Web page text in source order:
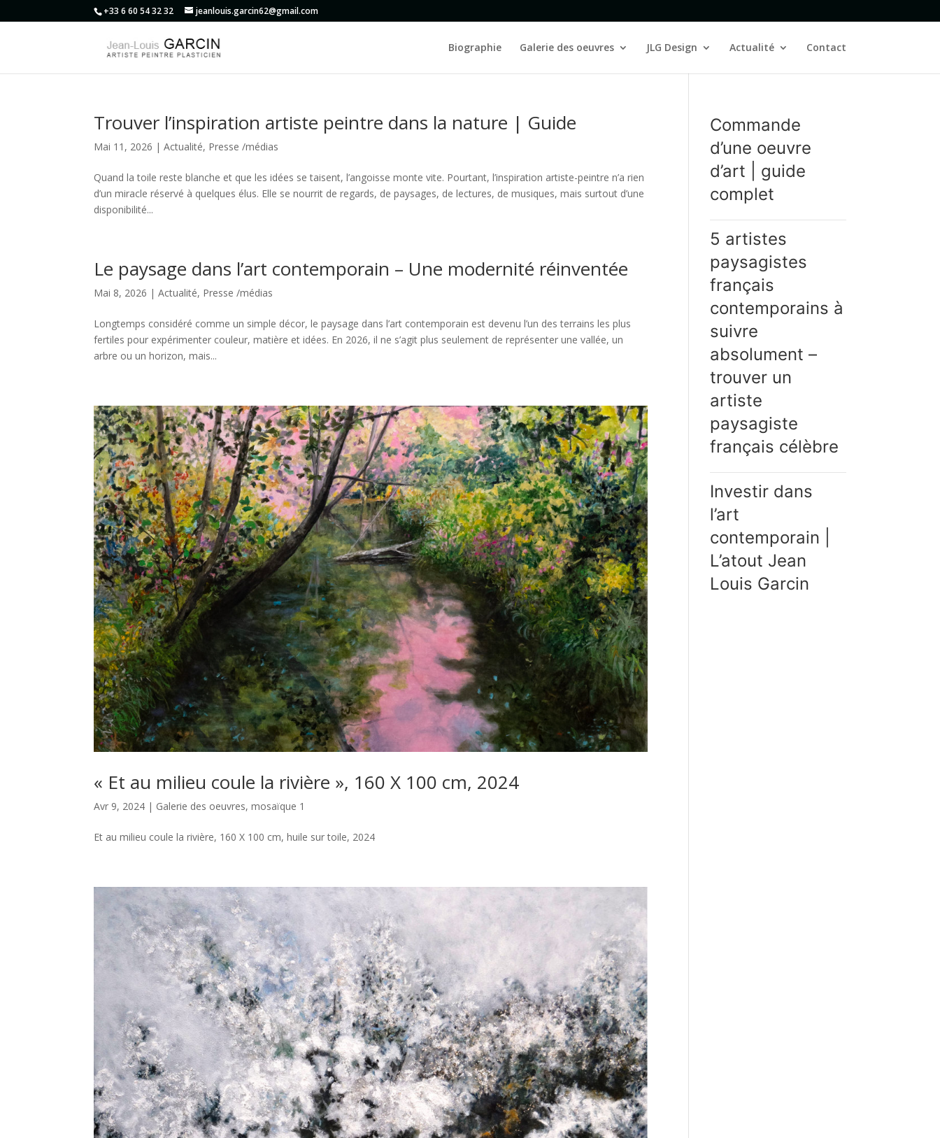
+33 6 60 54 32 32 jeanlouis.garcin62@gmail.com
Biographie Galerie des oeuvres JLG Design Actualité Contact
Trouver l’inspiration artiste peintre dans la nature | Guide
Mai 11, 2026 |Actualité, Presse /médias
Quand la toile reste blanche et que les idées se taisent, l’angoisse monte vite. Pourtant, l’inspiration artiste-peintre n’a rien
d’un miracle réservé à quelques élus. Elle se nourrit de regards, de paysages, de lectures, de musiques, mais surtout d’une
disponibilité...
Le paysage dans l’art contemporain – Une modernité réinventée
Mai 8, 2026 |Actualité, Presse /médias
Longtemps considéré comme un simple décor, le paysage dans l’art contemporain est devenu l’un des terrains les plus
fertiles pour expérimenter couleur, matière et idées. En 2026, il ne s’agit plus seulement de représenter une vallée, un
arbre ou un horizon, mais...
« Et au milieu coule la rivière », 160 X 100 cm, 2024
Avr 9, 2024 | Galerie des oeuvres,mosaïque 1
Et au milieu coule la rivière, 160 X 100 cm, huile sur toile, 2024
Commande
d’une oeuvre
d’art | guide
complet
5 artistes
paysagistes
français
contemporains à
suivre
absolument –
trouver un
artiste
paysagiste
français célèbre
Investir dans
l’art
contemporain |
L’atout Jean
Louis Garcin